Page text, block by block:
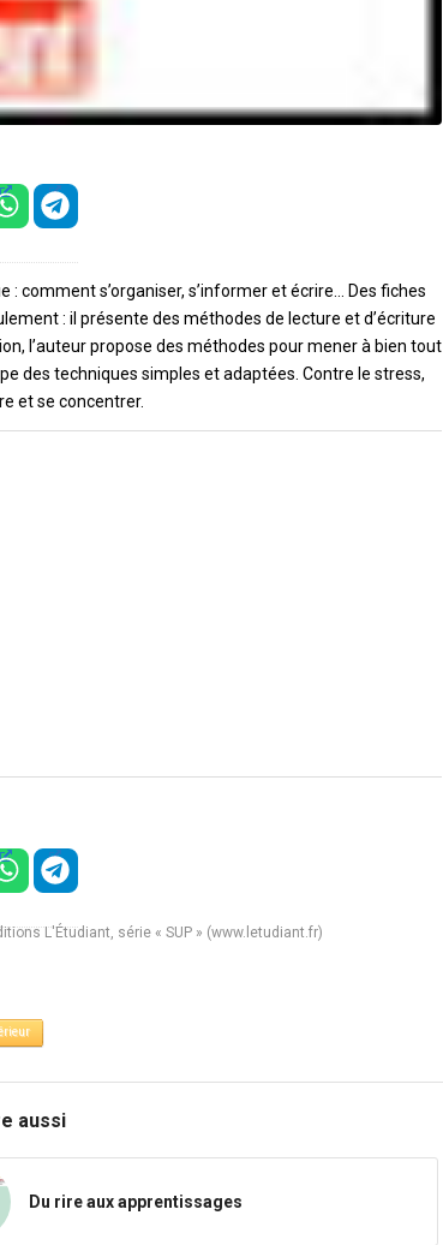
comment s’organiser, s’informer et écrire… Des fiches
: il présente des méthodes de lecture et d’écriture
l’auteur propose des méthodes pour mener à bien tout
des techniques simples et adaptées. Contre le stress,
et se concentrer.
L'Étudiant, série « SUP » (www.letudiant.fr)
aussi
Du rire aux apprentissages